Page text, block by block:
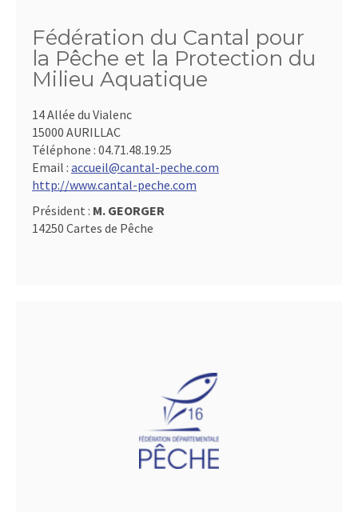
Fédération du Cantal pour
la Pêche et la Protection du
Milieu Aquatique
14 Allée du Vialenc
15000 AURILLAC
Téléphone : 04.71.48.19.25
Email : accueil@cantal-peche.com
http://www.cantal-peche.com
Président : M. GEORGER
14250 Cartes de Pêche